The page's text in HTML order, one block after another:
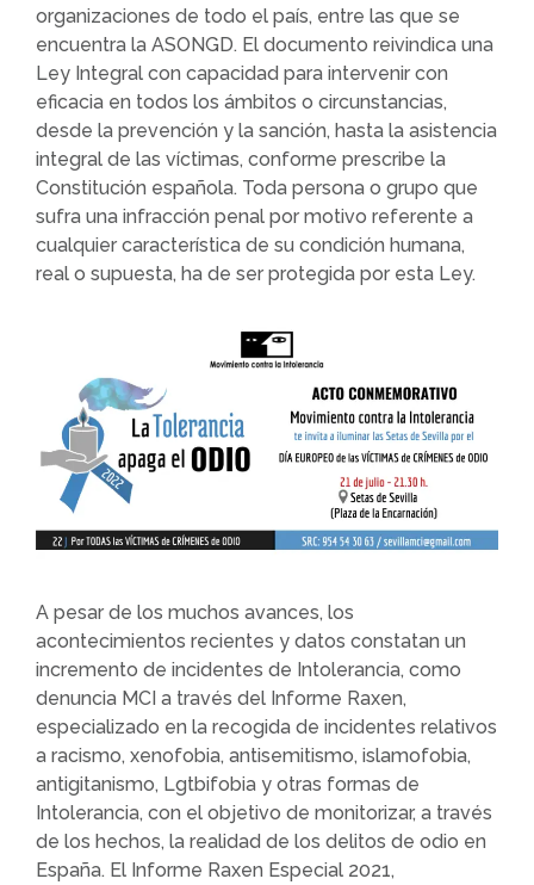
organizaciones de todo el país, entre las que se
encuentra la ASONGD. El documento reivindica una
Ley Integral con capacidad para intervenir con
eficacia en todos los ámbitos o circunstancias,
desde la prevención y la sanción, hasta la asistencia
integral de las víctimas, conforme prescribe la
Constitución española. Toda persona o grupo que
sufra una infracción penal por motivo referente a
cualquier característica de su condición humana,
real o supuesta, ha de ser protegida por esta Ley.
A pesar de los muchos avances, los
acontecimientos recientes y datos constatan un
incremento de incidentes de Intolerancia, como
denuncia MCI a través del Informe Raxen,
especializado en la recogida de incidentes relativos
a racismo, xenofobia, antisemitismo, islamofobia,
antigitanismo, Lgtbifobia y otras formas de
Intolerancia, con el objetivo de monitorizar, a través
de los hechos, la realidad de los delitos de odio en
España. El Informe Raxen Especial 2021,